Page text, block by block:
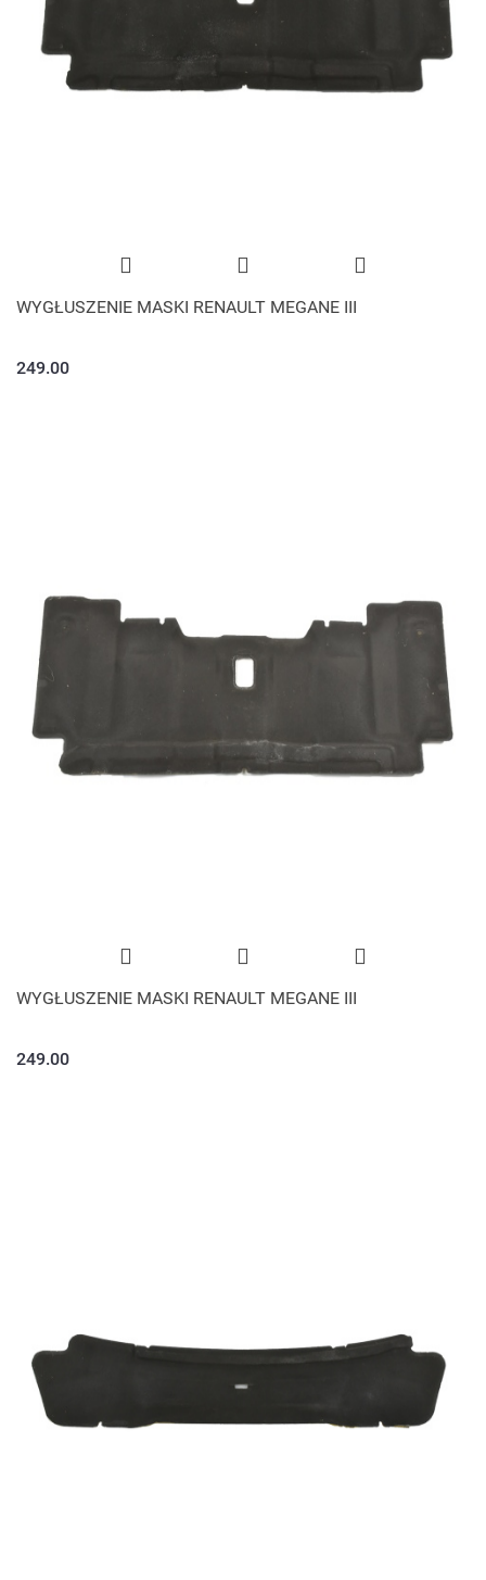
WYGŁUSZENIE MASKI RENAULT MEGANE III
249.00
WYGŁUSZENIE MASKI RENAULT MEGANE III
249.00